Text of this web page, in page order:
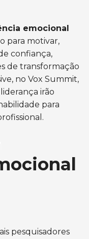
emocional
para motivar,
confiança,
de transformação
no Vox Summit,
irão
para
pesquisadores